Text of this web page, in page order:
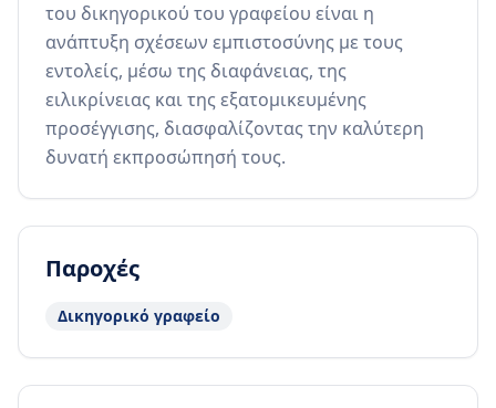
του δικηγορικού του γραφείου είναι η
ανάπτυξη σχέσεων εμπιστοσύνης με τους
εντολείς, μέσω της διαφάνειας, της
ειλικρίνειας και της εξατομικευμένης
προσέγγισης, διασφαλίζοντας την καλύτερη
δυνατή εκπροσώπησή τους.
Παροχές
Δικηγορικό γραφείο